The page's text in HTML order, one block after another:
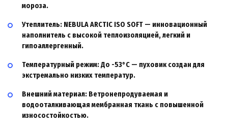
мороза.
Утеплитель: NEBULA ARCTIC ISO SOFT — инновационный
наполнитель с высокой теплоизоляцией, легкий и
гипоаллергенный.
Температурный режим:До -53°C — пуховик создан для
экстремально низких температур.
Внешний материал: Ветронепродуваемая и
водооталкивающая мембранная ткань с повышенной
износостойкостью.